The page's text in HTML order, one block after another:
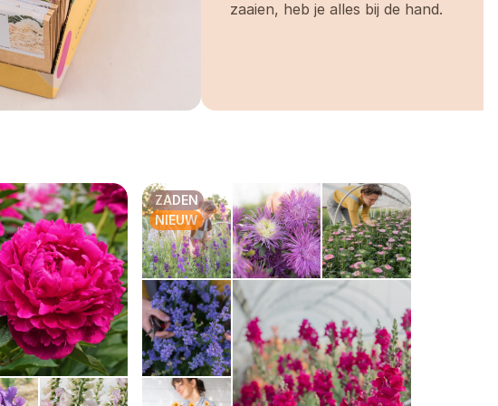
afhankelijk van
altijd aan om te testen
zaaien, heb je alles bij de hand.
ZADEN
NIEUW